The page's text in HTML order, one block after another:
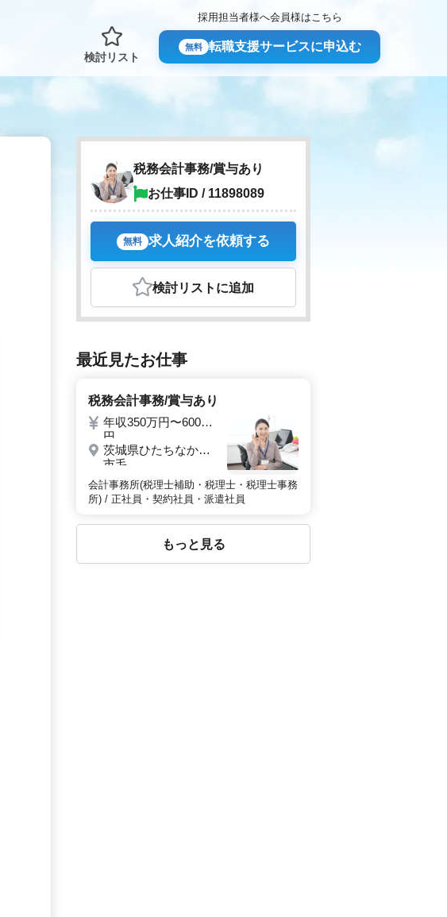
検討リスト
採用担当者様へ会員様はこちら
無料 転職支援サービスに申込む
税務会計事務/賞与あり
お仕事ID / 11898089
無料 求人紹介を依頼する
検討リスト に追加
最近見たお仕事
税務会計事務/賞与あり
年収350万円〜600万
円
茨城県ひたちなか市
市毛
会計事務所(税理士補助・税理士・税理士事務
所) / 正社員・契約社員・派遣社員
もっと見る